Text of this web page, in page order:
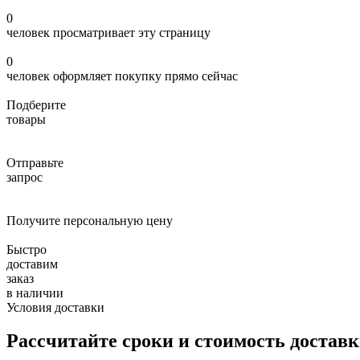
0
человек просматривает эту страницу
0
человек оформляет покупку прямо сейчас
Подберите
товары
Отправьте
запрос
Получите персональную цену
Быстро
доставим
заказ
в наличии
Условия доставки
Рассчитайте сроки и стоимость